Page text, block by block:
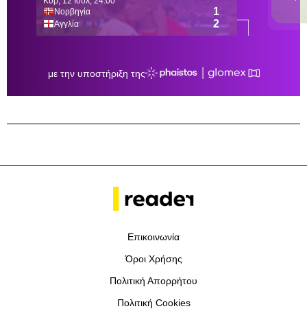
Επικοινωνία
Όροι Χρήσης
Πολιτική Απορρήτου
Πολιτική Cookies